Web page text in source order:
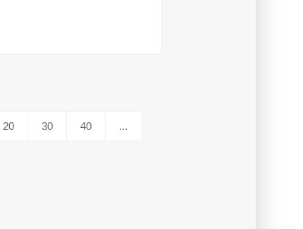
20 30 40 ...